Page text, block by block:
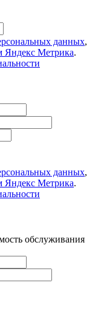
данных,
Яндекс Метрика.
данных,
Яндекс Метрика.
обслуживания